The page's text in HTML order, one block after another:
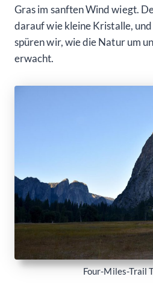
Gras im sanften Wind wiegt.
darauf wie kleine Kristalle,
spüren wir, wie die Natur um
erwacht.
Four-Miles-Trail